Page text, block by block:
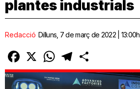
plantes industrials
Redacció Dilluns, 7 de març de 2022 | 13:00h
Facebook
X WhatsAppTelegram